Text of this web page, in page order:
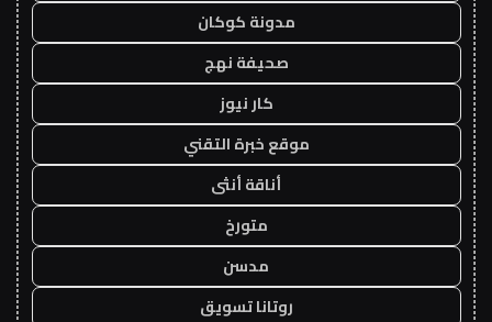
مدونة كوكان
صحيفة نهج
كار نيوز
موقع خبرة التقني
أناقة أنثى
متورخ
مدسن
روتانا تسويق